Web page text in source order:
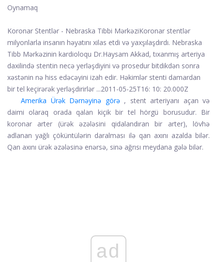
Oynamaq
Koronar Stentlər - Nebraska Tibbi MərkəziKoronar stentlər
milyonlarla insanın həyatını xilas etdi və yaxşılaşdırdı. Nebraska
Tibb Mərkəzinin kardioloqu Dr.Haysam Akkad, tıxanmış arteriya
daxilində stentin necə yerləşdiyini və prosedur bitdikdən sonra
xəstənin nə hiss edəcəyini izah edir. Həkimlər stenti damardan
bir tel keçirərək yerləşdirirlər ...2011-05-25T16: 10: 20.000Z
Amerika Ürək Dərnəyinə görə , stent arteriyanı açan və
daimi olaraq orada qalan kiçik bir tel hörgü borusudur. Bir
koronar arter (ürək əzələsini qidalandıran bir arter), lövhə
adlanan yağlı çöküntülərin daralması ilə qan axını azalda bilər.
Qan axını ürək əzələsinə enərsə, sinə ağrısı meydana gələ bilər.
ad